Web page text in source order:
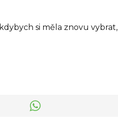
si měla znovu vybrat,